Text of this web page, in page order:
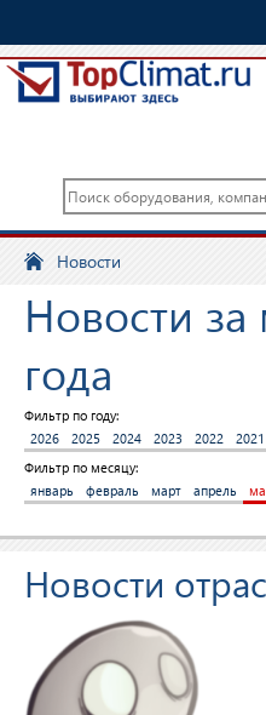
Новости
Новости за
года
Фильтр по году:
2026
2025 2024 2023 2022 2021
Фильтр по месяцу:
январь
февраль март апрель
Новости